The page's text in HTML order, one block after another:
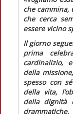
che cammina,
che cerca
essere vicino
Il giorno
prima
cardinalizio,
della missione,
spesso con
della vita,
della dignità